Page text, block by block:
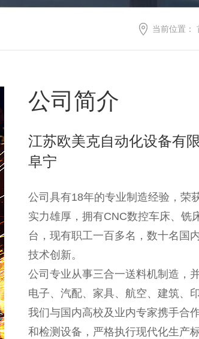
当前位置：
公司简介
江苏欧美克自动化设备有
阜宁
公司具有18年的专业制造经验，荣
实力雄厚，拥有CNC数控车床、铣
台，现有职工一百多名，数十名国
技术创新。
公司专业从事三合一送料机制造，
电子、汽配、家具、航空、建筑、
我们与国内高校及业内专家携手合
和检测设备，严格执行现代化生产标